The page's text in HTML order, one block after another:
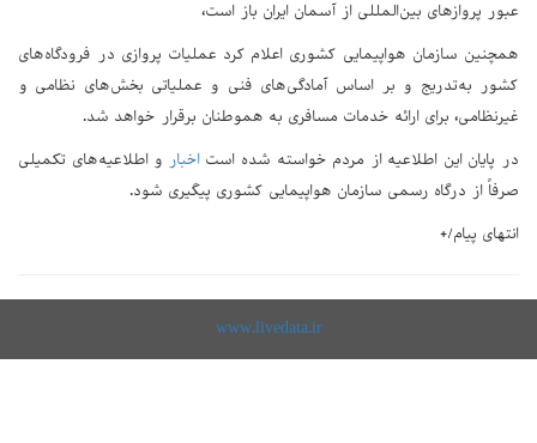
عبور پروازهای بین‌المللی از آسمان ایران باز است،
همچنین سازمان هواپیمایی کشوری اعلام کرد عملیات پروازی در فرودگاه‌های
کشور به‌تدریج و بر اساس آمادگی‌های فنی و عملیاتی بخش‌های نظامی و
غیرنظامی، برای ارائه خدمات مسافری به هموطنان برقرار خواهد شد.
در پایان این اطلاعیه از مردم خواسته شده استاخبار و اطلاعیه‌های تکمیلی
صرفاً از درگاه رسمی سازمان هواپیمایی کشوری پیگیری شود.
انتهای پیام/+
www.livedata.ir